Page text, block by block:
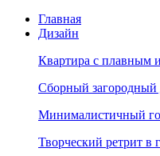
Главная
Дизайн
Квартира с плавным
Сборный загородный
Минималистичный
Творческий ретрит